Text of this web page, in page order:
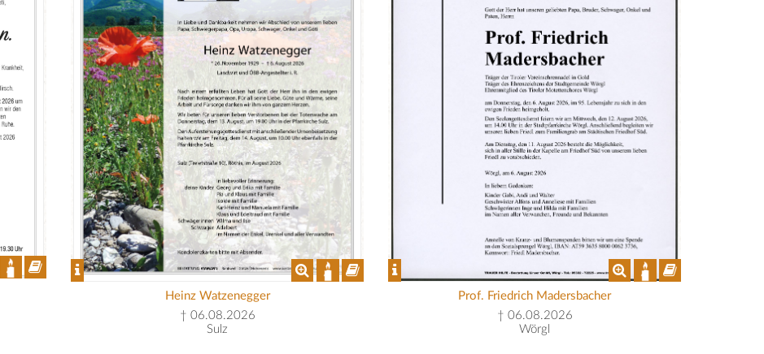
Heinz Watzenegger
† 06.08.2026
Sulz
Prof. Friedrich Madersbacher
† 06.08.2026
Wörgl